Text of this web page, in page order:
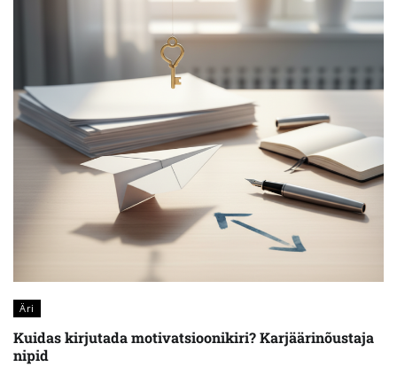
Äri
Kuidas kirjutada motivatsioonikiri? Karjäärinõustaja
nipid